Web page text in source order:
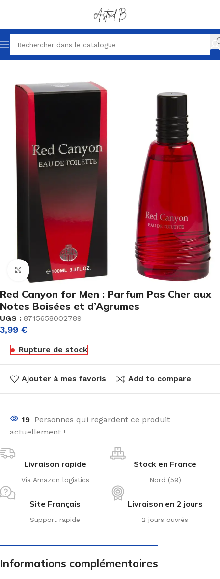
Accueil Parfums petits prix Parfum homme
Agrandir
Red Canyon for Men : Parfum Pas Cher aux
Notes Boisées et d’Agrumes
UGS : 8715658002789
3,99 €
Rupture de stock
Ajouter à mes favoris Add to compare
19 Personnes qui regardent ce produit
actuellement !
Livraison rapide
Via Amazon logistics
Stock en France
Nord (59)
Site Français
Support rapide
Livraison en 2 jours
2 jours ouvrés
Informations complémentaires